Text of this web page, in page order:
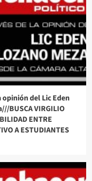
del Lic Eden
BUSCA VIRGILIO
ENTRE
A ESTUDIANTES